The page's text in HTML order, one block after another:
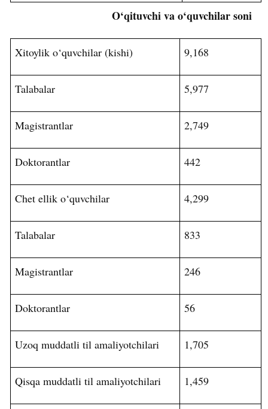
O‘qituvchi va o‘quvchilar soni
Xitoylik o‘quvchilar (kishi) 9,168
Talabalar 5,977
Magistrantlar 2,749
Doktorantlar 442
Chet ellik o‘quvchilar 4,299
Talabalar 833
Magistrantlar 246
Doktorantlar 56
Uzoq muddatli til amaliyotchilari 1,705
Qisqa muddatli til amaliyotchilari 1,459